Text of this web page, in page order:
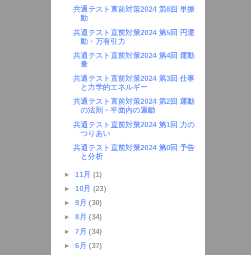
共通テスト直前対策2024 第6回 単振
動
共通テスト直前対策2024 第5回 円運
動・万有引力
共通テスト直前対策2024 第4回 運動
量
共通テスト直前対策2024 第3回 仕事
と力学的エネルギー
共通テスト直前対策2024 第2回 運動
の法則・平面内の運動
共通テスト直前対策2024 第1回 力の
つりあい
共通テスト直前対策2024 第0回 予告
と分析
► 11月 (1)
► 10月 (23)
►9月 (30)
►8月 (34)
►7月 (34)
►6月 (37)